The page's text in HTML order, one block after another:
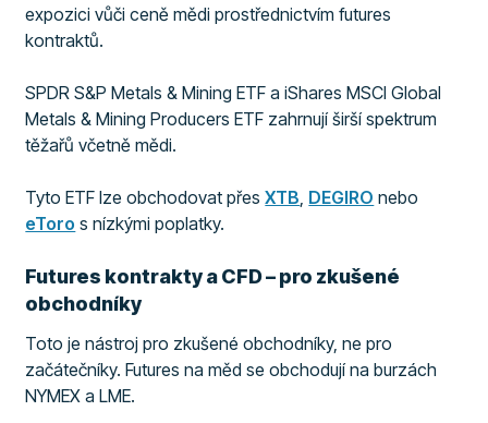
expozici vůči ceně mědi prostřednictvím futures
kontraktů.
SPDR S&P Metals & Mining ETF a iShares MSCI Global
Metals & Mining Producers ETF zahrnují širší spektrum
těžařů včetně mědi.
Tyto ETF lze obchodovat přesXTB DEGIRO nebo
eToro s nízkými poplatky.
Futures kontrakty a CFD – pro zkušené
obchodníky
Toto je nástroj pro zkušené obchodníky, ne pro
začátečníky. Futures na měd se obchodují na burzách
NYMEX a LME.